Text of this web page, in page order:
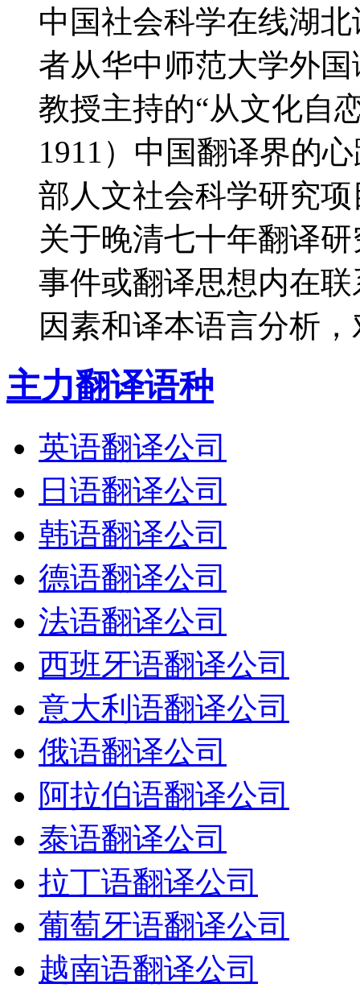
中国社会科学在线湖
者从华中师范大学外
教授主持的“从文化自
1911）中国翻译界的
部人文社会科学研究
关于晚清七十年翻译
事件或翻译思想内在
因素和译本语言分析
主力翻译语种
英语翻译公司
日语翻译公司
韩语翻译公司
德语翻译公司
法语翻译公司
西班牙语翻译公司
意大利语翻译公司
俄语翻译公司
阿拉伯语翻译公司
泰语翻译公司
拉丁语翻译公司
葡萄牙语翻译公司
越南语翻译公司